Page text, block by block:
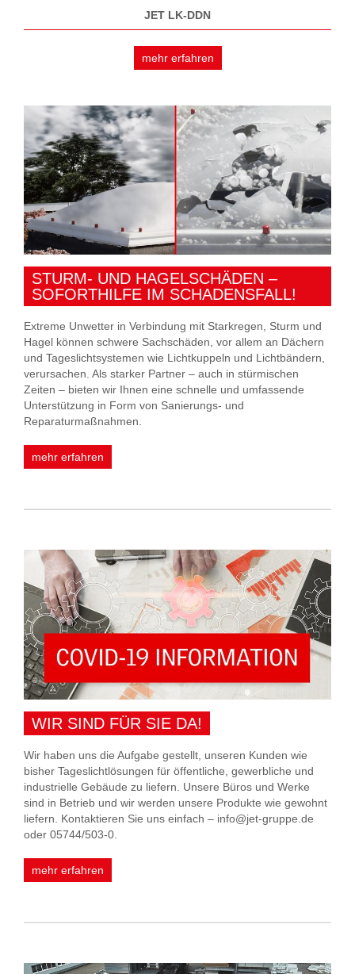
JET LK-DDN
mehr erfahren
STURM- UND HAGELSCHÄDEN –
SOFORTHILFE IM SCHADENSFALL!
Extreme Unwetter in Verbindung mit Starkregen, Sturm und
Hagel können schwere Sachschäden, vor allem an Dächern
und Tageslichtsystemen wie Lichtkuppeln und Lichtbändern,
verursachen. Als starker Partner – auch in stürmischen
Zeiten – bieten wir Ihnen eine schnelle und umfassende
Unterstützung in Form von Sanierungs- und
Reparaturmaßnahmen.
mehr erfahren
WIR SIND FÜR SIE DA!
Wir haben uns die Aufgabe gestellt, unseren Kunden wie
bisher Tageslichtlösungen für öffentliche, gewerbliche und
industrielle Gebäude zu liefern. Unsere Büros und Werke
sind in Betrieb und wir werden unsere Produkte wie gewohnt
liefern. Kontaktieren Sie uns einfach – info@jet-gruppe.de
oder 05744/503-0.
mehr erfahren